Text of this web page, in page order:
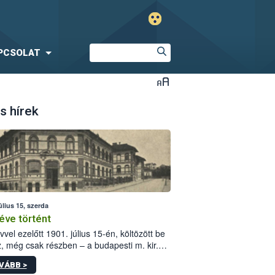
hírek
15, szerda
történt
ezelőtt 1901. július 15-én, költözött be
még csak részben – a budapesti m. kir.
állomás a Kis Rókus utca
alatti, Czigler Győző által tervezett új
>